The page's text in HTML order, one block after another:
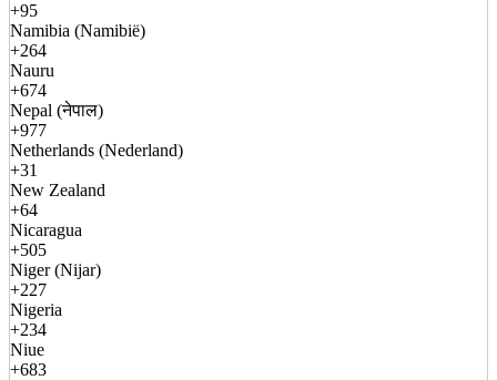
+95
Namibia (Namibië)
+264
Nauru
+674
Nepal (नेपाल)
+977
Netherlands (Nederland)
+31
New Zealand
+64
Nicaragua
+505
Niger (Nijar)
+227
Nigeria
+234
Niue
+683